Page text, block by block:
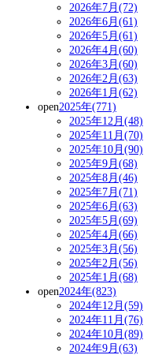
2026年7月(72)
2026年6月(61)
2026年5月(61)
2026年4月(60)
2026年3月(60)
2026年2月(63)
2026年1月(62)
open2025年(771)
2025年12月(48)
2025年11月(70)
2025年10月(90)
2025年9月(68)
2025年8月(46)
2025年7月(71)
2025年6月(63)
2025年5月(69)
2025年4月(66)
2025年3月(56)
2025年2月(56)
2025年1月(68)
open2024年(823)
2024年12月(59)
2024年11月(76)
2024年10月(89)
2024年9月(63)